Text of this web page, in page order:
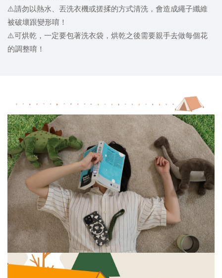
⚠️請勿以熱水、丟洗衣機或搓揉的方式清洗，會造成繩子纖維
被破壞跟變形唷！
⚠️可烘乾，一定要包著洗衣袋，烘乾之後需要親手去做每個花
的調整唷！